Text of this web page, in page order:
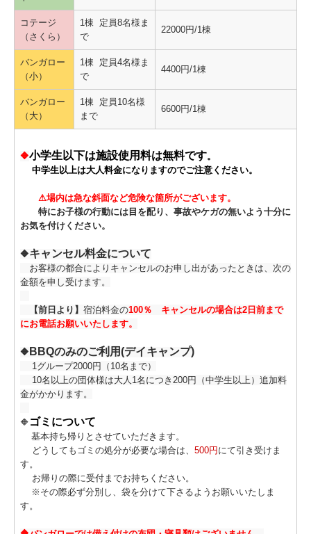
コテージ
（さくら）
1棟 定員8名様ま
で
22000円/1棟
バンガロー
（小）
1棟 定員4名様ま
で
4400円/1棟
バンガロー
（大）
1棟 定員10名様
まで
6600円/1棟
🔶小学生以下は施設使用料は無料です。
中学生以上は大人料金になりますのでご注意ください。
⚠場内は急な斜面など危険な箇所がございます。
特にお子様の行動には目を配り、事故やケガの無いよう十分に
お気を付けください。
🔶キャンセル料金について
お客様の都合によりキャンセルのお申し出があったときは、次の
金額を申し受けます。
【前日より】 宿泊料金の100％ キャンセルの場合は2日前まで
にお電話お願いいたします。
🔶 BBQのみのご利用(デイキャンプ)
1グループ2000円（10名まで）
10名以上の団体様は大人1名につき200円（中学生以上）追加料
金がかかります。
🔶 ゴミについて
基本持ち帰りとさせていただきます。
どうしてもゴミの処分が必要な場合は、 500円 にて引き受けま
す。
お帰りの際に受付までお持ちください。
※その際必ず分別し、袋を分けて下さるようお願いいたしま
す。